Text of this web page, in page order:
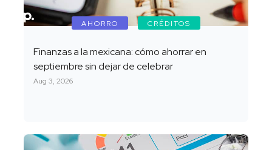
AHORRO CRÉDITOS
Finanzas a la mexicana: cómo ahorrar en
septiembre sin dejar de celebrar
Aug 3, 2026